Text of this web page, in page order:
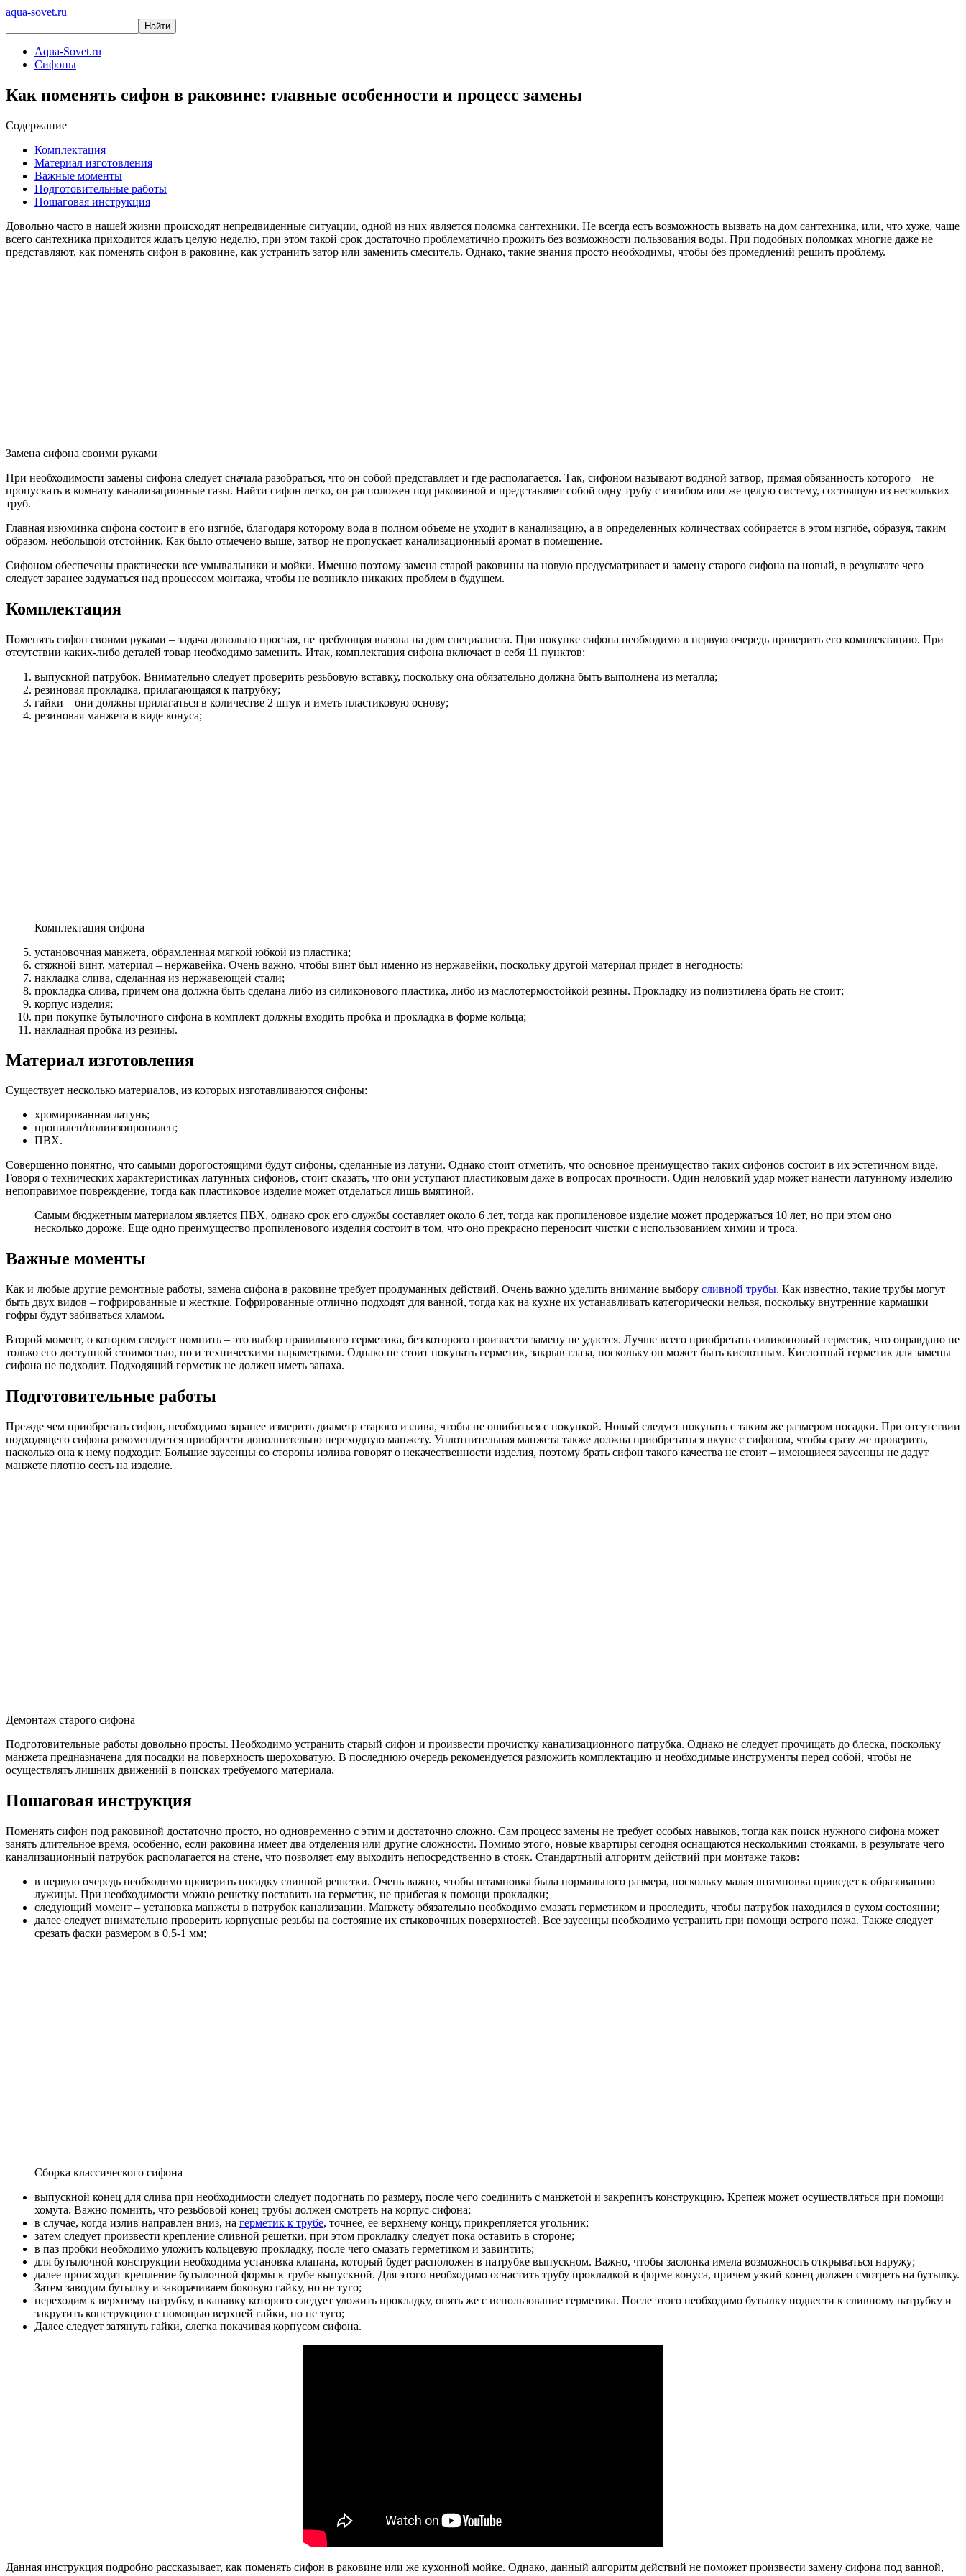
aqua-sovet.ru
Aqua-Sovet.ru
Сифоны
Как поменять сифон в раковине: главные особенности и процесс замены
Содержание
Комплектация
Материал изготовления
Важные моменты
Подготовительные работы
Пошаговая инструкция
Довольно часто в нашей жизни происходят непредвиденные ситуации, одной из них является поломка сантехники. Не всегда есть возможность вызвать на дом сантехника, или, что хуже, чаще
всего сантехника приходится ждать целую неделю, при этом такой срок достаточно проблематично прожить без возможности пользования воды. При подобных поломках многие даже не
представляют, как поменять сифон в раковине, как устранить затор или заменить смеситель. Однако, такие знания просто необходимы, чтобы без промедлений решить проблему.
Замена сифона своими руками
При необходимости замены сифона следует сначала разобраться, что он собой представляет и где располагается. Так, сифоном называют водяной затвор, прямая обязанность которого – не
пропускать в комнату канализационные газы. Найти сифон легко, он расположен под раковиной и представляет собой одну трубу с изгибом или же целую систему, состоящую из нескольких
труб.
Главная изюминка сифона состоит в его изгибе, благодаря которому вода в полном объеме не уходит в канализацию, а в определенных количествах собирается в этом изгибе, образуя, таким
образом, небольшой отстойник. Как было отмечено выше, затвор не пропускает канализационный аромат в помещение.
Сифоном обеспечены практически все умывальники и мойки. Именно поэтому замена старой раковины на новую предусматривает и замену старого сифона на новый, в результате чего
следует заранее задуматься над процессом монтажа, чтобы не возникло никаких проблем в будущем.
Комплектация
Поменять сифон своими руками – задача довольно простая, не требующая вызова на дом специалиста. При покупке сифона необходимо в первую очередь проверить его комплектацию. При
отсутствии каких-либо деталей товар необходимо заменить. Итак, комплектация сифона включает в себя 11 пунктов:
выпускной патрубок. Внимательно следует проверить резьбовую вставку, поскольку она обязательно должна быть выполнена из металла;
резиновая прокладка, прилагающаяся к патрубку;
гайки – они должны прилагаться в количестве 2 штук и иметь пластиковую основу;
резиновая манжета в виде конуса;
Комплектация сифона
установочная манжета, обрамленная мягкой юбкой из пластика;
стяжной винт, материал – нержавейка. Очень важно, чтобы винт был именно из нержавейки, поскольку другой материал придет в негодность;
накладка слива, сделанная из нержавеющей стали;
прокладка слива, причем она должна быть сделана либо из силиконового пластика, либо из маслотермостойкой резины. Прокладку из полиэтилена брать не стоит;
корпус изделия;
при покупке бутылочного сифона в комплект должны входить пробка и прокладка в форме кольца;
накладная пробка из резины.
Материал изготовления
Существует несколько материалов, из которых изготавливаются сифоны:
хромированная латунь;
пропилен/полиизопропилен;
ПВХ.
Совершенно понятно, что самыми дорогостоящими будут сифоны, сделанные из латуни. Однако стоит отметить, что основное преимущество таких сифонов состоит в их эстетичном виде.
Говоря о технических характеристиках латунных сифонов, стоит сказать, что они уступают пластиковым даже в вопросах прочности. Один неловкий удар может нанести латунному изделию
непоправимое повреждение, тогда как пластиковое изделие может отделаться лишь вмятиной.
Самым бюджетным материалом является ПВХ, однако срок его службы составляет около 6 лет, тогда как пропиленовое изделие может продержаться 10 лет, но при этом оно
несколько дороже. Еще одно преимущество пропиленового изделия состоит в том, что оно прекрасно переносит чистки с использованием химии и троса.
Важные моменты
Как и любые другие ремонтные работы, замена сифона в раковине требует продуманных действий. Очень важно уделить внимание выбору сливной трубы. Как известно, такие трубы могут
быть двух видов – гофрированные и жесткие. Гофрированные отлично подходят для ванной, тогда как на кухне их устанавливать категорически нельзя, поскольку внутренние кармашки
гофры будут забиваться хламом.
Второй момент, о котором следует помнить – это выбор правильного герметика, без которого произвести замену не удастся. Лучше всего приобретать силиконовый герметик, что оправдано не
только его доступной стоимостью, но и техническими параметрами. Однако не стоит покупать герметик, закрыв глаза, поскольку он может быть кислотным. Кислотный герметик для замены
сифона не подходит. Подходящий герметик не должен иметь запаха.
Подготовительные работы
Прежде чем приобретать сифон, необходимо заранее измерить диаметр старого излива, чтобы не ошибиться с покупкой. Новый следует покупать с таким же размером посадки. При отсутствии
подходящего сифона рекомендуется приобрести дополнительно переходную манжету. Уплотнительная манжета также должна приобретаться вкупе с сифоном, чтобы сразу же проверить,
насколько она к нему подходит. Большие заусенцы со стороны излива говорят о некачественности изделия, поэтому брать сифон такого качества не стоит – имеющиеся заусенцы не дадут
манжете плотно сесть на изделие.
Демонтаж старого сифона
Подготовительные работы довольно просты. Необходимо устранить старый сифон и произвести прочистку канализационного патрубка. Однако не следует прочищать до блеска, поскольку
манжета предназначена для посадки на поверхность шероховатую. В последнюю очередь рекомендуется разложить комплектацию и необходимые инструменты перед собой, чтобы не
осуществлять лишних движений в поисках требуемого материала.
Пошаговая инструкция
Поменять сифон под раковиной достаточно просто, но одновременно с этим и достаточно сложно. Сам процесс замены не требует особых навыков, тогда как поиск нужного сифона может
занять длительное время, особенно, если раковина имеет два отделения или другие сложности. Помимо этого, новые квартиры сегодня оснащаются несколькими стояками, в результате чего
канализационный патрубок располагается на стене, что позволяет ему выходить непосредственно в стояк. Стандартный алгоритм действий при монтаже таков:
в первую очередь необходимо проверить посадку сливной решетки. Очень важно, чтобы штамповка была нормального размера, поскольку малая штамповка приведет к образованию
лужицы. При необходимости можно решетку поставить на герметик, не прибегая к помощи прокладки;
следующий момент – установка манжеты в патрубок канализации. Манжету обязательно необходимо смазать герметиком и проследить, чтобы патрубок находился в сухом состоянии;
далее следует внимательно проверить корпусные резьбы на состояние их стыковочных поверхностей. Все заусенцы необходимо устранить при помощи острого ножа. Также следует
срезать фаски размером в 0,5-1 мм;
Сборка классического сифона
выпускной конец для слива при необходимости следует подогнать по размеру, после чего соединить с манжетой и закрепить конструкцию. Крепеж может осуществляться при помощи
хомута. Важно помнить, что резьбовой конец трубы должен смотреть на корпус сифона;
в случае, когда излив направлен вниз, на герметик к трубе, точнее, ее верхнему концу, прикрепляется угольник;
затем следует произвести крепление сливной решетки, при этом прокладку следует пока оставить в стороне;
в паз пробки необходимо уложить кольцевую прокладку, после чего смазать герметиком и завинтить;
для бутылочной конструкции необходима установка клапана, который будет расположен в патрубке выпускном. Важно, чтобы заслонка имела возможность открываться наружу;
далее происходит крепление бутылочной формы к трубе выпускной. Для этого необходимо оснастить трубу прокладкой в форме конуса, причем узкий конец должен смотреть на бутылку.
Затем заводим бутылку и заворачиваем боковую гайку, но не туго;
переходим к верхнему патрубку, в канавку которого следует уложить прокладку, опять же с использование герметика. После этого необходимо бутылку подвести к сливному патрубку и
закрутить конструкцию с помощью верхней гайки, но не туго;
Далее следует затянуть гайки, слегка покачивая корпусом сифона.
Данная инструкция подробно рассказывает, как поменять сифон в раковине или же кухонной мойке. Однако, данный алгоритм действий не поможет произвести замену сифона под ванной,